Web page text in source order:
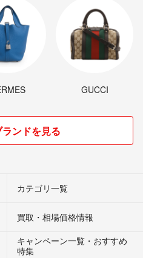
GUCCI
ンドを見る
カテゴリ一覧
買取・相場価格情報
キャンペーン一覧・おすすめ
特集